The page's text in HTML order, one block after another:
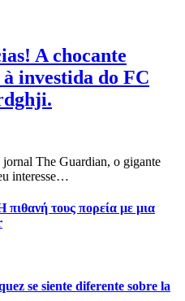
A chocante
investida do FC
jornal The Guardian, o gigante
interesse…
τους πορεία με μια
se siente diferente sobre la